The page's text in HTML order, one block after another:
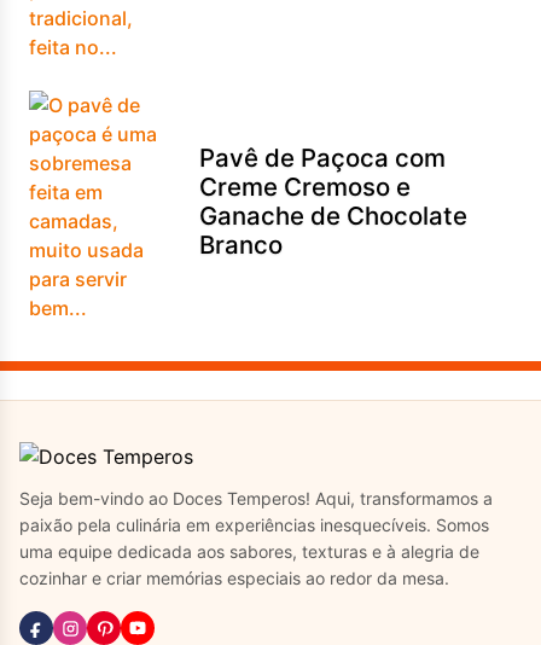
Pavê de Paçoca com
Creme Cremoso e
Ganache de Chocolate
Branco
Seja bem-vindo ao Doces Temperos! Aqui, transformamos a
paixão pela culinária em experiências inesquecíveis. Somos
uma equipe dedicada aos sabores, texturas e à alegria de
cozinhar e criar memórias especiais ao redor da mesa.